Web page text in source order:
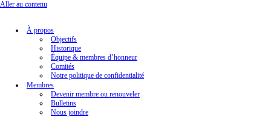
Aller au contenu
À propos
Objectifs
Historique
Équipe & membres d’honneur
Comités
Notre politique de confidentialité
Membres
Devenir membre ou renouveler
Bulletins
Nous joindre